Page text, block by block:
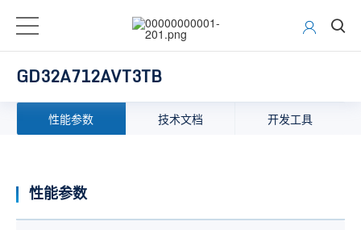
GD32A712AVT3TB
性能参数 技术文档 开发工具
性能参数